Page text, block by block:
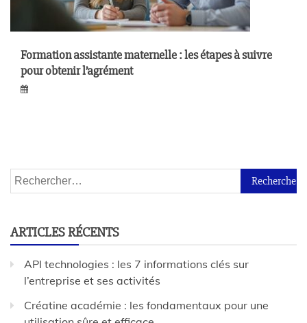
Formation assistante maternelle : les étapes à suivre
pour obtenir l’agrément
ARTICLES RÉCENTS
API technologies : les 7 informations clés sur
l’entreprise et ses activités
Créatine académie : les fondamentaux pour une